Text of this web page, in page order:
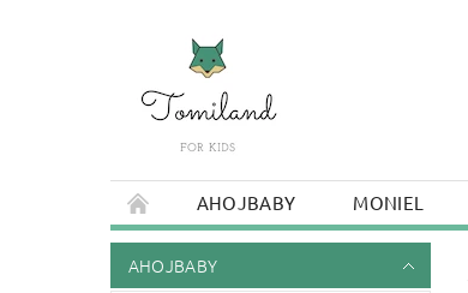
AHOJBABY MONIEL
AHOJBABY